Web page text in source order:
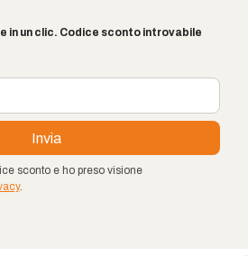
in un clic. Codice sconto introvabile
sconto e ho preso visione
.